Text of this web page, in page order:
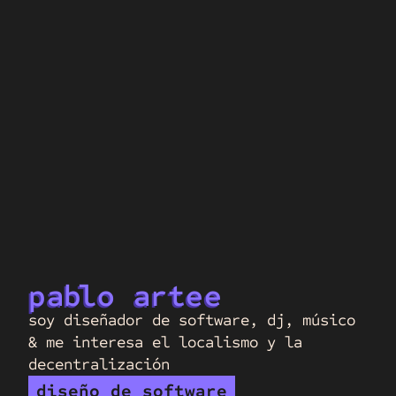
pablo artee
soy diseñador de software, dj, músico
& me interesa el localismo y la
decentralización
diseño de software